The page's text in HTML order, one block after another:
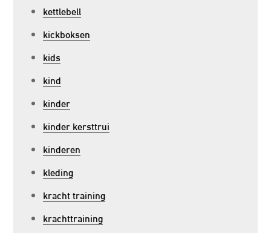
kettlebell
kickboksen
kids
kind
kinder
kinder kersttrui
kinderen
kleding
kracht training
krachttraining